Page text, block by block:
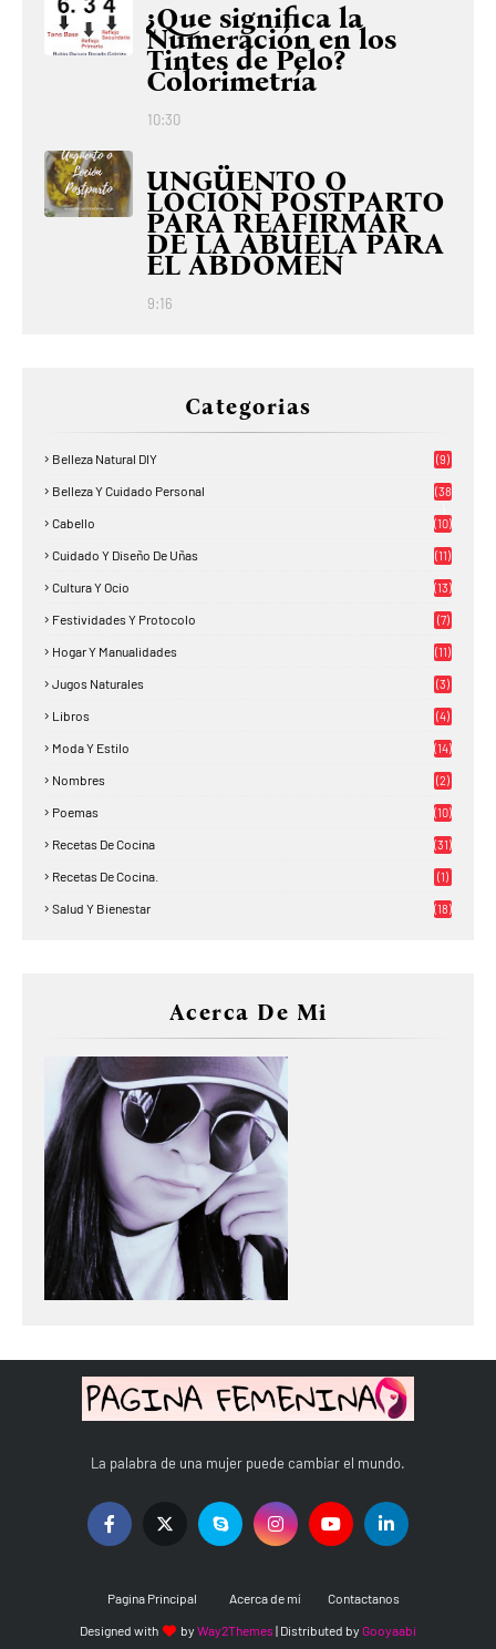
¿Que significa la
Numeración en los
Tintes de Pelo?
Colorimetría
10:30
UNGÜENTO O
LOCIÓN POSTPARTO
PARA REAFIRMAR
DE LA ABUELA PARA
EL ABDOMEN
9:16
Categorias
Belleza Natural DIY (9)
Belleza Y Cuidado Personal
(38
Cabello (10)
Cuidado Y Diseño De Uñas (11)
Cultura Y Ocio (13)
Festividades Y Protocolo (7)
Hogar Y Manualidades (11)
Jugos Naturales (3)
Libros (4)
Moda Y Estilo (14)
Nombres (2)
Poemas (10)
Recetas De Cocina (31)
Recetas De Cocina. (1)
Salud Y Bienestar (18)
Acerca De Mi
La palabra de una mujer puede cambiar el mundo.
Pagina Principal Acerca de mí Contactanos
Designed with by Way2Themes| Distributed by Gooyaabi